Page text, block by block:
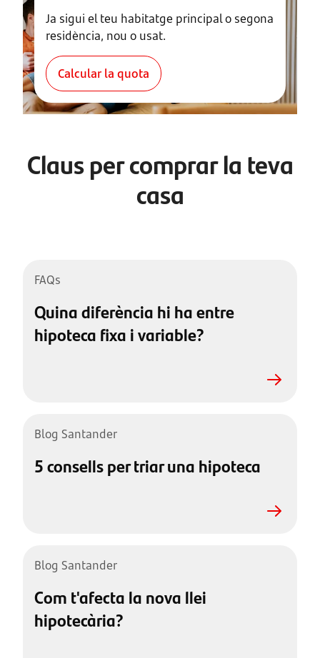
Ja sigui el teu habitatge principal o segona
residència, nou o usat.
Calcular la quota
Claus per comprar la teva
casa
FAQs
Quina diferència hi ha entre
hipoteca fixa i variable?
Blog Santander
5 consells per triar una hipoteca
Blog Santander
Com t'afecta la nova llei
hipotecària?